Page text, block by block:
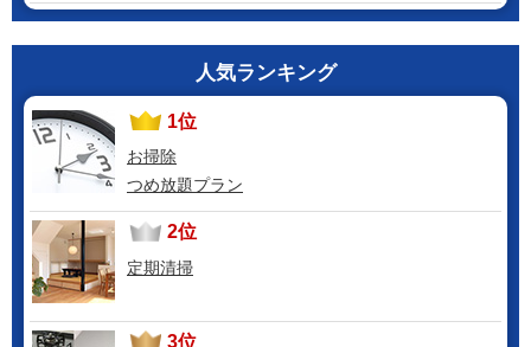
人気ランキング
1位
お掃除
つめ放題プラン
2位
定期清掃
3位